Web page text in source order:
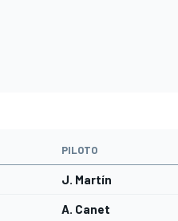
PILOTO
J. Martín
A. Canet